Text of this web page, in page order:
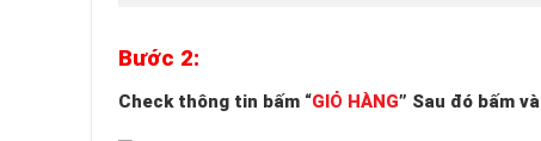
Bước 2:
Check thông tin bấm “GIỎ HÀNG” Sau đó bấm